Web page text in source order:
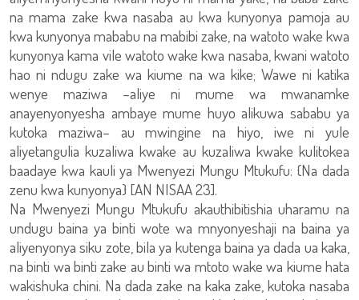
na mama zake kwa nasaba au kwa kunyonya pamoja au
kwa kunyonya mababu na mabibi zake, na watoto wake kwa
kunyonya kama vile watoto wake kwa nasaba, kwani watoto
hao ni ndugu zake wa kiume na wa kike; Wawe ni katika
wenye maziwa –aliye ni mume wa mwanamke
anayenyonyesha ambaye mume huyo alikuwa sababu ya
kutoka maziwa– au mwingine na hiyo, iwe ni yule
aliyetangulia kuzaliwa kwake au kuzaliwa kwake kulitokea
baadaye kwa kauli ya Mwenyezi Mungu Mtukufu: {Na dada
zenu kwa kunyonya} [AN NISAA 23].
Na Mwenyezi Mungu Mtukufu akauthibitishia uharamu na
undugu baina ya binti wote wa mnyonyeshaji na baina ya
aliyenyonya siku zote, bila ya kutenga baina ya dada ua kaka,
na binti wa binti zake au binti wa mtoto wake wa kiume hata
wakishuka chini. Na dada zake na kaka zake, kutoka nasaba